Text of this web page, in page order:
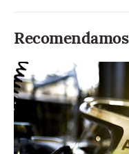
Recomendamos